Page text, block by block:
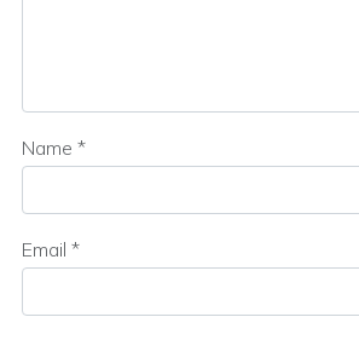
Name *
Email *